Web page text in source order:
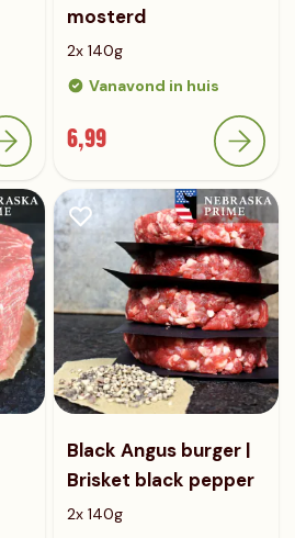
mosterd
2x 140g
Vanavond in huis
6,99
Black Angus burger |
Brisket black pepper
2x 140g